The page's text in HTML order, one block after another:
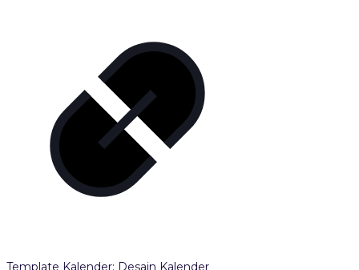
Template Kalender: Desain Kalender